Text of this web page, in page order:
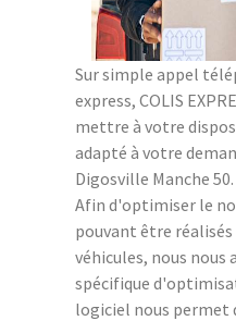
Sur simple appel
express, COLIS
mettre à votre
adapté à votre
Digosville Manche 50.
Afin d'optimiser le
pouvant être
véhicules, nous nous
spécifique
logiciel nous permet